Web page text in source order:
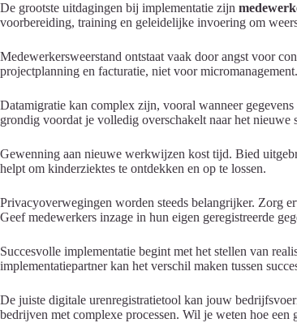
De grootste uitdagingen bij implementatie zijn
voorbereiding, training en geleidelijke invoering om
Medewerkersweerstand ontstaat vaak door angst voor
projectplanning en facturatie, niet voor
Datamigratie kan complex zijn, vooral wanneer
grondig voordat je volledig overschakelt naar het nieuwe
Gewenning aan nieuwe werkwijzen kost tijd. Bied
helpt om kinderziektes te ontdekken en op te lossen.
Privacyoverwegingen worden steeds belangrijker. Zorg
Geef medewerkers inzage in hun eigen geregistreerde
Succesvolle implementatie begint met het stellen van
implementatiepartner kan het verschil maken tussen
De juiste digitale urenregistratietool kan jouw
bedrijven met complexe processen. Wil je weten hoe